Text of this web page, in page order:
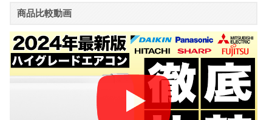
商品比較動画